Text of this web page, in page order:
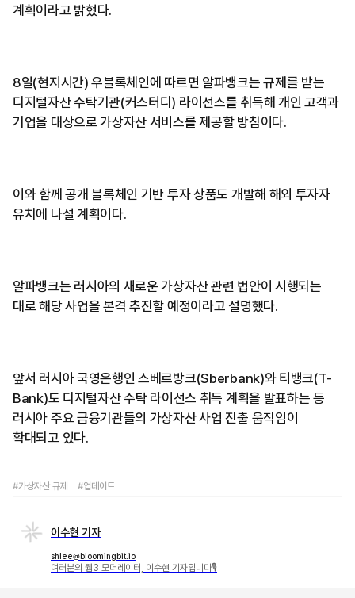
계획이라고 밝혔다.
8일(현지시간) 우블록체인에 따르면 알파뱅크는 규제를 받는
디지털자산 수탁기관(커스터디) 라이선스를 취득해 개인 고객과
기업을 대상으로 가상자산 서비스를 제공할 방침이다.
이와 함께 공개 블록체인 기반 투자 상품도 개발해 해외 투자자
유치에 나설 계획이다.
알파뱅크는 러시아의 새로운 가상자산 관련 법안이 시행되는
대로 해당 사업을 본격 추진할 예정이라고 설명했다.
앞서 러시아 국영은행인 스베르방크(Sberbank)와 티뱅크(T-
Bank)도 디지털자산 수탁 라이선스 취득 계획을 발표하는 등
러시아 주요 금융기관들의 가상자산 사업 진출 움직임이
확대되고 있다.
#가상자산 규제 #업데이트
이수현 기자
shlee@bloomingbit.io
여러분의 웹3 모더레이터, 이수현 기자입니다🎙